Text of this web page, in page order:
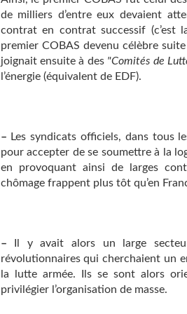
de milliers d’entre eux devaient
contrat en contrat successif (c’est
premier COBAS devenu célèbre
joignait ensuite à des"Comités de
l’énergie (équivalent de EDF).
– Les syndicats officiels, dans tous
pour accepter de se soumettre à la
en provoquant ainsi de larges
chômage frappent plus tôt qu’en
– Il y avait alors un large
révolutionnaires qui cherchaient un
la lutte armée. Ils se sont alors
privilégier l’organisation de masse.